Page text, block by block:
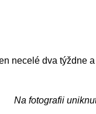
necelé dva týždne
Na fotografii